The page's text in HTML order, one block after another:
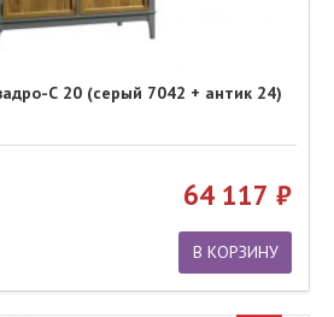
С 20 (серый 7042 + антик 24)
64 117
В КОРЗИНУ